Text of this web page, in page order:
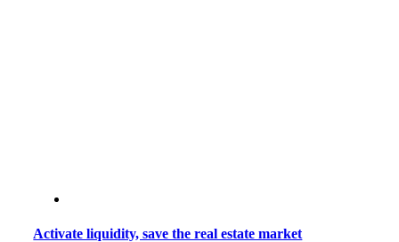
Activate liquidity, save the real estate market